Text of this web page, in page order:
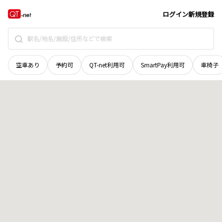
ログイン新規登録
空車あり 予約可 QT-net利用可 SmartPay利用可 車椅子
広島県